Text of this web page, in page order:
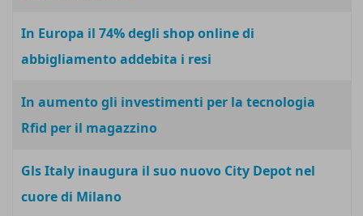
In Europa il 74% degli shop online di
abbigliamento addebita i resi
In aumento gli investimenti per la tecnologia
Rfid per il magazzino
Gls Italy inaugura il suo nuovo City Depot nel
cuore di Milano